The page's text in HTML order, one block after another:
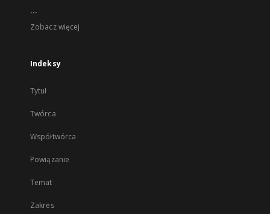
...
Zobacz więcej
Indeksy
Tytuł
Twórca
Współtwórca
Powiązanie
Temat
Zakres